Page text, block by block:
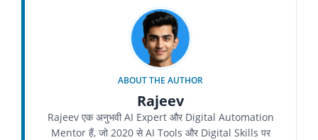
ABOUT THE AUTHOR
Rajeev
Rajeev एक अनुभवी AI Expert और Digital Automation
Mentor हैं, जो 2020 से AI Tools और Digital Skills पर